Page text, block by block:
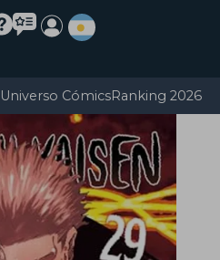
Universo CómicsRanking 2026